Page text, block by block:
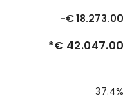
-€ 18.273.00
*€ 42.047.00
37.4%